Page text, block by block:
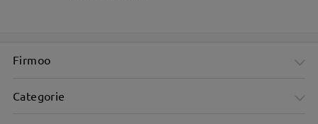
Firmoo
Categorie